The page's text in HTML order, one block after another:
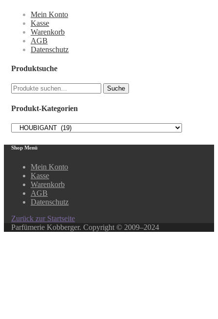
Mein Konto
Kasse
Warenkorb
AGB
Datenschutz
Produktsuche
Suche
nach:
Suche
Produkt-Kategorien
Shop Menü
Mein Konto
Kasse
Warenkorb
AGB
Datenschutz
Zurück zur Startseite
Parfümerie Kobberger. Copyright © 2009–2024